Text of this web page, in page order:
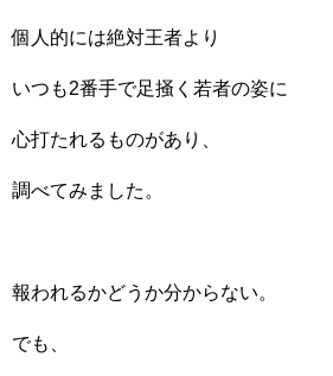
個人的には絶対王者より
いつも2番手で足掻く若者の姿に
心打たれるものがあり、
調べてみました。
報われるかどうか分からない。
でも、